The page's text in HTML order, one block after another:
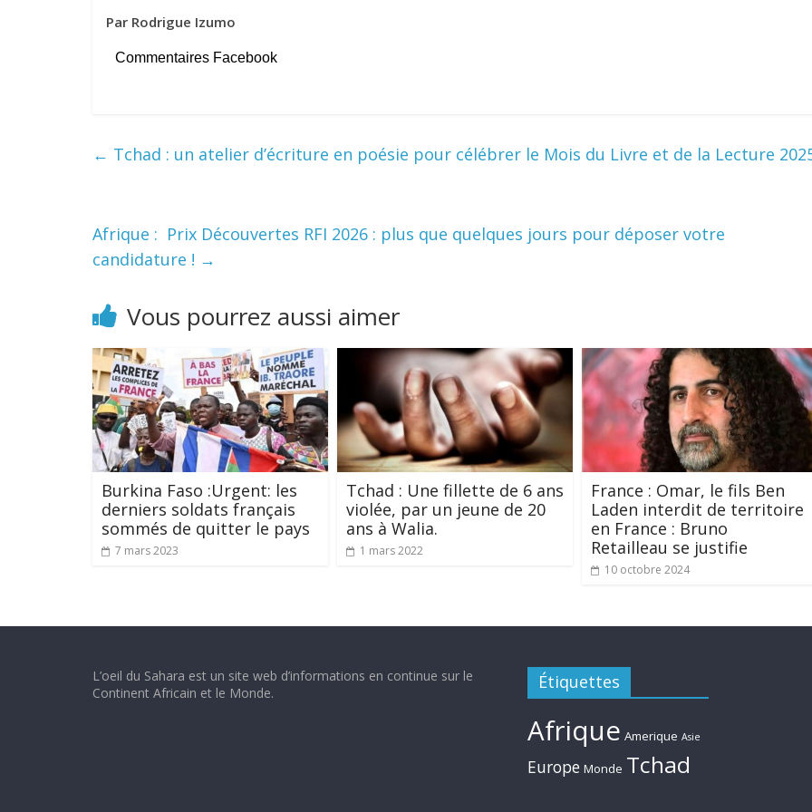
Par Rodrigue Izumo
Commentaires Facebook
← Tchad : un atelier d’écriture en poésie pour célébrer le Mois du Livre et de la Lecture
Afrique : Prix Découvertes RFI 2026 : plus que quelques jours pour déposer votre
candidature ! →
Vous pourrez aussi aimer
Burkina Faso :Urgent: les
derniers soldats français
sommés de quitter le pays
7 mars 2023
Tchad : Une fillette de 6 ans
violée, par un jeune de 20
ans à Walia.
1 mars 2022
France : Omar, le fils Ben
Laden interdit de territoire
en France : Bruno
Retailleau se justifie
10 octobre 2024
L’oeil du Sahara est un site web d’informations en continue sur le
Continent Africain et le Monde.
Étiquettes
Afrique Amerique Asie
Europe Monde Tchad